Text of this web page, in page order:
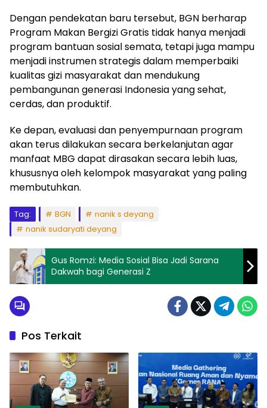
Dengan pendekatan baru tersebut, BGN berharap
Program Makan Bergizi Gratis tidak hanya menjadi
program bantuan sosial semata, tetapi juga mampu
menjadi instrumen strategis dalam memperbaiki
kualitas gizi masyarakat dan mendukung
pembangunan generasi Indonesia yang sehat,
cerdas, dan produktif.
Ke depan, evaluasi dan penyempurnaan program
akan terus dilakukan secara berkelanjutan agar
manfaat MBG dapat dirasakan secara lebih luas,
khususnya oleh kelompok masyarakat yang paling
membutuhkan.
Tag: BGN
nanik s deyang
nanik sudaryati deyang
Gus Romzi: Media Sosial Bisa Jadi Sarana
Dakwah bagi Generasi Z
Pos Terkait